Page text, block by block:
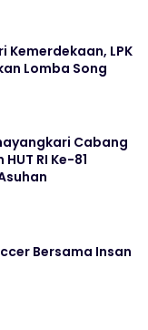
Kemerdekaan, LPK
Lomba Song
Cabang
RI Ke-81
Bersama Insan